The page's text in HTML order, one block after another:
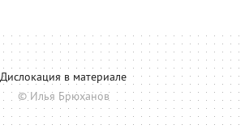
Дислокация в материале
© Илья Брюханов